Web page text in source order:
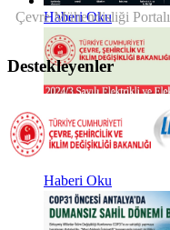
Haberi Oku
Haberi Oku
Çevre Mühendisliği Portalı
Destekleyenler